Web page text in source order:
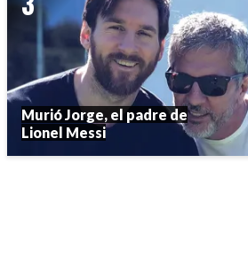
Murió Jorge, el padre de
Lionel Messi